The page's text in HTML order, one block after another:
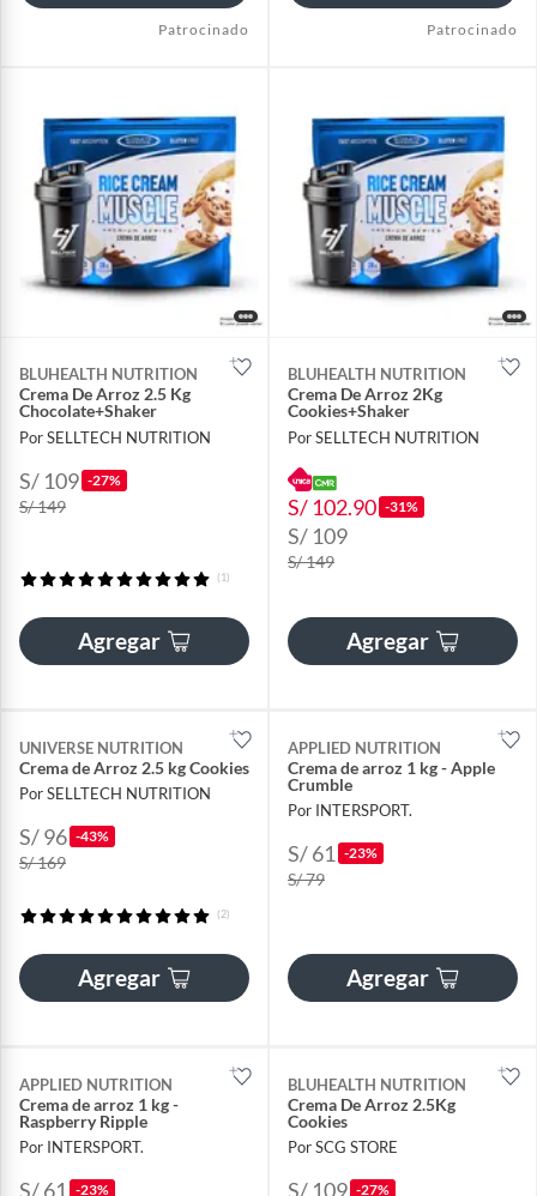
Patrocinado Patrocinado
BLUHEALTH NUTRITION
Crema De Arroz 2.5 Kg
Chocolate+Shaker
Por SELLTECH NUTRITION
S/ 109 -27%
S/ 149
(1)
Agregar
BLUHEALTH NUTRITION
Crema De Arroz 2Kg
Cookies+Shaker
Por SELLTECH NUTRITION
S/ 102.90 -31%
S/ 109
S/ 149
Agregar
UNIVERSE NUTRITION
Crema de Arroz 2.5 kg Cookies
Por SELLTECH NUTRITION
S/ 96 -43%
S/ 169
(2)
Agregar
APPLIED NUTRITION
Crema de arroz 1 kg - Apple
Crumble
Por INTERSPORT.
S/ 61 -23%
S/ 79
Agregar
APPLIED NUTRITION
Crema de arroz 1 kg -
Raspberry Ripple
Por INTERSPORT.
S/ 61 -23%
BLUHEALTH NUTRITION
Crema De Arroz 2.5Kg
Cookies
Por SCG STORE
S/ 109 -27%